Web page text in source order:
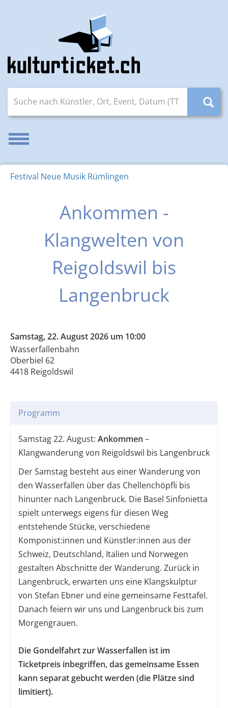
Navigation aktivieren/deaktivieren
Festival Neue Musik Rümlingen
Ankommen -
Klangwelten von
Reigoldswil bis
Langenbruck
Samstag, 22. August 2026 um 10:00
Wasserfallenbahn
Oberbiel 62
4418 Reigoldswil
Programm
Samstag 22. August: Ankommen –
Klangwanderung von Reigoldswil bis Langenbruck
Der Samstag besteht aus einer Wanderung von
den Wasserfallen über das Chellenchöpfli bis
hinunter nach Langenbruck. Die Basel Sinfonietta
spielt unterwegs eigens für diesen Weg
entstehende Stücke, verschiedene
Komponist:innen und Künstler:innen aus der
Schweiz, Deutschland, Italien und Norwegen
gestalten Abschnitte der Wanderung. Zurück in
Langenbruck, erwarten uns eine Klangskulptur
von Stefan Ebner und eine gemeinsame Festtafel.
Danach feiern wir uns und Langenbruck bis zum
Morgengrauen.
Die Gondelfahrt zur Wasserfallen ist im
Ticketpreis inbegriffen, das gemeinsame Essen
kann separat gebucht werden (die Plätze sind
limitiert).